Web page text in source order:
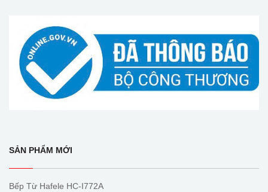
SẢN PHẨM MỚI
Bếp Từ Hafele HC-I772A